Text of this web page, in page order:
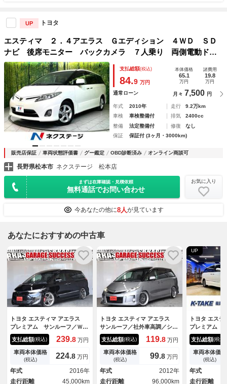
UP トヨタ
エスティマ ２．４アエラス Ｇエディション ４ＷＤ ＳＤ
ナビ 後席モニター バックカメラ ７人乗り 両側電動ド
ア ＢＬＵＥＴＯＯＴＨ リアオートエアコン クルコン フ
ルセグ スマートキー ＨＩＤヘッド 純正１７アルミ
支払総額(税込)
84.9 万円
本体価格
65.1
万円
諸費用
19.8
万円
通常ローン 月々 7,500 円
年式 2010年 走行
9.2万km
車検
車検整備付 排気
2400cc
整備
法定整備付 修復
なし
保証
保証付 (3ヶ月・3000km)
販売店保証 車両状態評価書 グー鑑定 OBD診断済み オンライン商談可
長野県松本市 ネクステージ 松本店
まずは在庫確認・見積依頼
無料通話でお問い合わせ
お気に入り
今あなたの他に8人が見ています
あなたにおすすめの中古車
トヨタ エスティマ アエラス
プレミアム サンルーフ／ＷＯ
ＲＫジースト２０ＡＷ／社外車
高調／アルパインフローティン
グナビ／両側パワスラ／パワー
バックドア／クルコン／地デジ
／Ｂｌｕｅｔｏｏｔｈ／バック
カメラ／ＥＴＣ／プッシュスタ
支払総額(税込) 239.8 万円
車両本体価格
(税込) 224.8 万円
年式
2016年
走行距離
45,000km
トヨタ エスティマ アエラス
サンルーフ／社外車高調／シュ
タイナーＦＴＸ２０ＡＷ／両側
パワスラ／クルコン／地デジ／
Ｂｌｕｅｔｏｏｔｈ／バックカ
メラプッシュスタート／スマー
トキー
支払総額(税込) 119.8 万円
車両本体価格
(税込) 99.8 万円
年式
2012年
走行距離
96,000km
UP
トヨタ エス
プレミアム
型）（黒半革
Ｄナビ）（バ
側電動スライ
ズコントロー
ドライト）（
（クリアラン
支払総額(税込)
車両本体価格
(税込)
年式
走行距離